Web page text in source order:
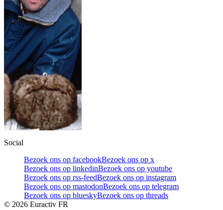
Social
Bezoek ons op facebookBezoek ons op x
Bezoek ons op linkedinBezoek ons op youtube
Bezoek ons op rss-feedBezoek ons op instagram
Bezoek ons op mastodonBezoek ons op telegram
Bezoek ons op blueskyBezoek ons op threads
© 2026 Euractiv FR